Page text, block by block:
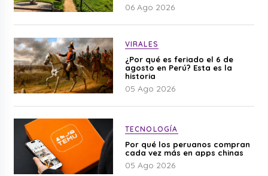
06 Ago 2026
VIRALES
¿Por qué es feriado el 6 de
agosto en Perú? Esta es la
historia
05 Ago 2026
TECNOLOGÍA
Por qué los peruanos compran
cada vez más en apps chinas
05 Ago 2026